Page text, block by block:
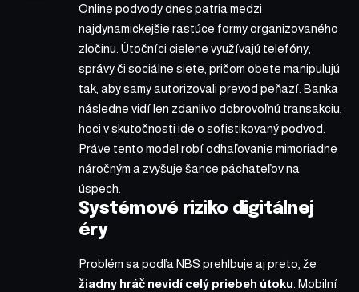
Online podvody dnes patria medzi
najdynamickejšie rastúce formy organizovaného
zločinu. Útočníci cielene využívajú telefóny,
správy či sociálne siete, pričom obete manipulujú
tak, aby samy autorizovali prevod peňazí. Banka
následne vidí len zdanlivo dobrovoľnú transakciu,
hoci v skutočnosti ide o sofistikovaný podvod.
Práve tento model robí odhaľovanie mimoriadne
náročným a zvyšuje šance páchateľov na
úspech.
Systémové riziko digitálnej
éry
Problém sa podľa NBS prehlbuje aj preto, že
žiadny hráč nevidí celý priebeh útoku . Mobilní